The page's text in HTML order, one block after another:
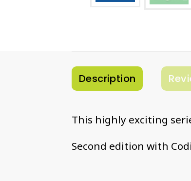
Description
This highly exciting
Second edition with